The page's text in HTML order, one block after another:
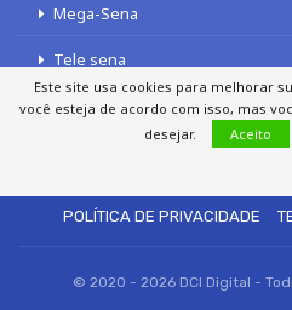
Mega-Sena
Tele sena
POLÍTICA DE PRIVACIDADE
© 2020 - 2026 DCI Digital -
Este site usa cookies para melhorar
você esteja de acordo com isso, mas
desejar.
Aceito